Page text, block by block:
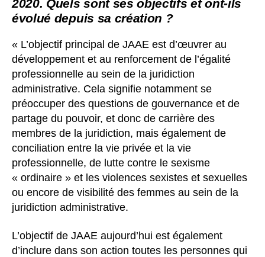
2020. Quels sont ses objectifs et ont-ils
évolué depuis sa création ?
« L’objectif principal de JAAE est d’œuvrer au
développement et au renforcement de l’égalité
professionnelle au sein de la juridiction
administrative. Cela signifie notamment se
préoccuper des questions de gouvernance et de
partage du pouvoir, et donc de carrière des
membres de la juridiction, mais également de
conciliation entre la vie privée et la vie
professionnelle, de lutte contre le sexisme
« ordinaire » et les violences sexistes et sexuelles
ou encore de visibilité des femmes au sein de la
juridiction administrative.
L’objectif de JAAE aujourd’hui est également
d’inclure dans son action toutes les personnes qui